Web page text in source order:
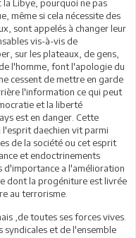
Libye, pourquoi ne pas
même si cela nécessite des
sont appelés à changer leur
vis-à-vis de
sur les plateaux, de gens,
l'homme, font l'apologie du
cessent de mettre en garde
l'information ce qui peut
et la liberté
est en danger. Cette
l'esprit daechien vit parmi
de la société ou cet esprit
et endoctrinements
d'importance a l'amélioration
dont la progéniture est livrée
au terrorisme.
,de toutes ses forces vives.
syndicales et de l'ensemble